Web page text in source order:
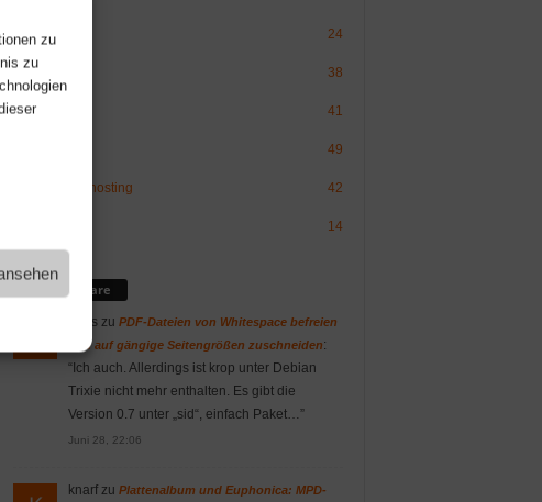
zu
zu
Netz-/Politik 24
News 38
Raspberry Pi 41
49
Webdesign/-hosting 42
14
Kommentare
Vituszu PDF-Dateien von Whitespace befreien
und auf gängige Seitengrößen zuschneiden:
“Ich auch. Allerdings ist krop unter Debian
Trixie nicht mehr enthalten. Es gibt die
Version 0.7 unter „sid“, einfach Paket… ”
Juni 28, 22:06
knarfzu Plattenalbum und Euphonica: MPD-